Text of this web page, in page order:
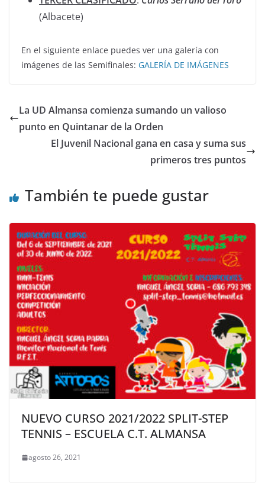
(Albacete)
En el siguiente enlace puedes ver una galería con
imágenes de las Semifinales: GALERÍA DE IMÁGENES
La UD Almansa comienza sumando un valioso
punto en Quintanar de la Orden
El Juvenil Nacional gana en casa y suma sus
primeros tres puntos
También te puede gustar
NUEVO CURSO 2021/2022 SPLIT-STEP
TENNIS – ESCUELA C.T. ALMANSA
agosto 26, 2021